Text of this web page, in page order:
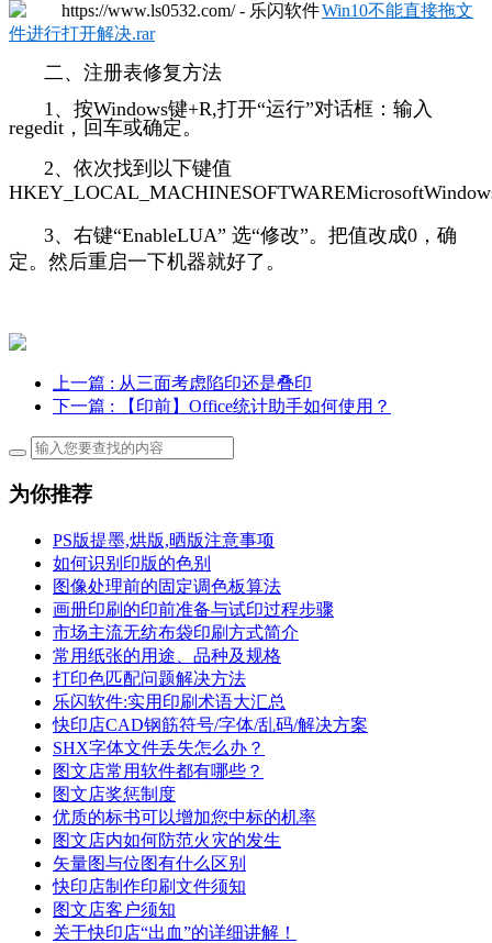
Win10不能直接拖文
件进行打开解决.rar
二、注册表修复方法
1、按Windows键+R,打开“运行”对话框：输入
regedit，回车或确定。
2、依次找到以下键值
3、右键“EnableLUA” 选“修改”。把值改成0，确
定。然后重启一下机器就好了。
上一篇 : 从三面考虑陷印还是叠印
下一篇 : 【印前】Office统计助手如何使用？
为你推荐
PS版提墨,烘版,晒版注意事项
如何识别印版的色别
图像处理前的固定调色板算法
画册印刷的印前准备与试印过程步骤
市场主流无纺布袋印刷方式简介
常用纸张的用途、品种及规格
打印色匹配问题解决方法
乐闪软件:实用印刷术语大汇总
快印店CAD钢筋符号/字体/乱码/解决方案
SHX字体文件丢失怎么办？
图文店常用软件都有哪些？
图文店奖惩制度
优质的标书可以增加您中标的机率
图文店内如何防范火灾的发生
矢量图与位图有什么区别
快印店制作印刷文件须知
图文店客户须知
关于快印店“出血”的详细讲解！